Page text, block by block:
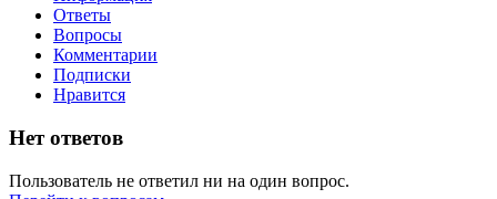
Ответы
Вопросы
Комментарии
Подписки
Нравится
Нет ответов
Пользователь не ответил ни на один вопрос.